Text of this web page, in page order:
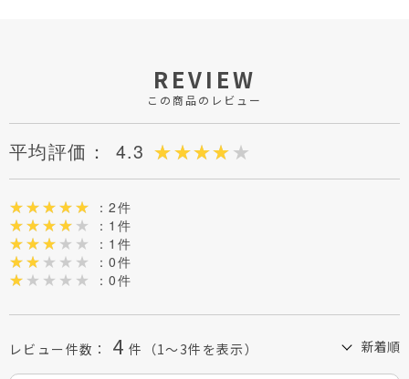
REVIEW
この商品のレビュー
平均評価： 4.3
：2件
：1件
：1件
：0件
：0件
レビュー件数： 4 件 （1～3件を表示）